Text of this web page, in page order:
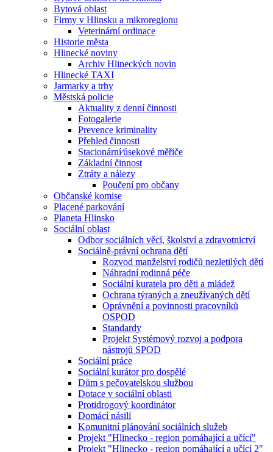
Bytová oblast
Firmy v Hlinsku a mikroregionu
Veterinární ordinace
Historie města
Hlinecké noviny
Archiv Hlineckých novin
Hlinecké TAXI
Jarmarky a trhy
Městská policie
Aktuality z denní činnosti
Fotogalerie
Prevence kriminality
Přehled činnosti
Stacionární⁄úsekové měřiče
Základní činnost
Ztráty a nálezy
Poučení pro občany
Občanské komise
Placené parkování
Planeta Hlinsko
Sociální oblast
Odbor sociálních věcí, školství a zdravotnictví
Sociálně-právní ochrana dětí
Rozvod manželství rodičů nezletilých dětí
Náhradní rodinná péče
Sociální kuratela pro děti a mládež
Ochrana týraných a zneužívaných dětí
Oprávnění a povinnosti pracovníků
OSPOD
Standardy
Projekt Systémový rozvoj a podpora
nástrojů SPOD
Sociální práce
Sociální kurátor pro dospělé
Dům s pečovatelskou službou
Dotace v sociální oblasti
Protidrogový koordinátor
Domácí násilí
Komunitní plánování sociálních služeb
Projekt "Hlinecko - region pomáhající a učící"
Projekt "Hlinecko - region pomáhající a učící 2"